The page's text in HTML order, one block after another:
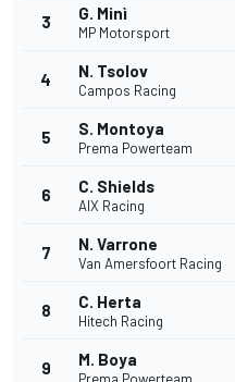
3 G. Minì
MP Motorsport
4 N. Tsolov
Campos Racing
5 S. Montoya
Prema Powerteam
6 C. Shields
AIX Racing
7 N. Varrone
Van Amersfoort Racing
8 C. Herta
Hitech Racing
9 M. Boya